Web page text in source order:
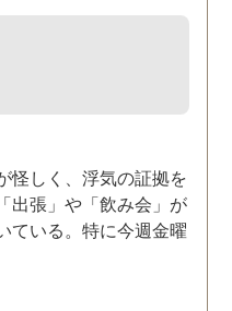
怪しく、浮気の証拠を
出張」や「飲み会」が
ている。特に今週金曜